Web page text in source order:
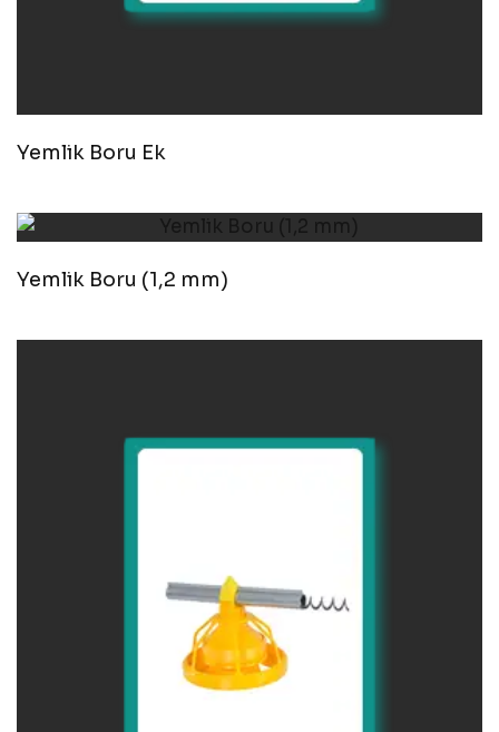
Yemlik Boru Ek
Yemlik Boru (1,2 mm)